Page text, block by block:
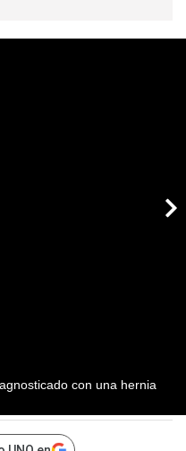
con una hernia